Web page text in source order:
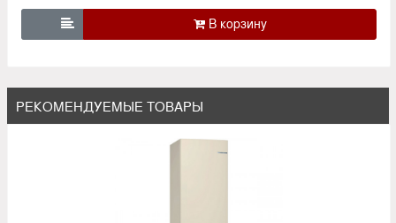

РЕКОМЕНДУЕМЫЕ ТОВАРЫ